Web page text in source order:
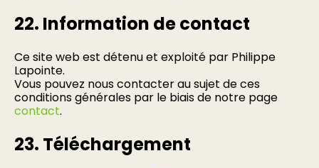
22. Information de contact
Ce site web est détenu et exploité par Philippe
Lapointe.
Vous pouvez nous contacter au sujet de ces
conditions générales par le biais de notre page
contact.
23. Téléchargement